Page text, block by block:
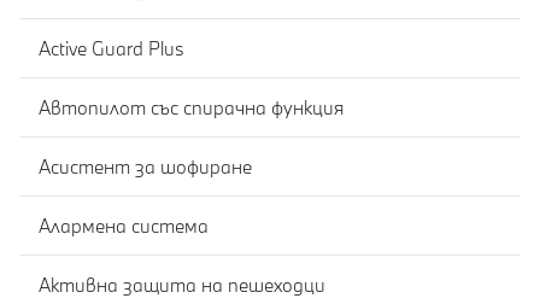
Active Guard Plus
Автопилот със спирачна функция
Асистент за шофиране
Алармена система
Активна защита на пешеходци